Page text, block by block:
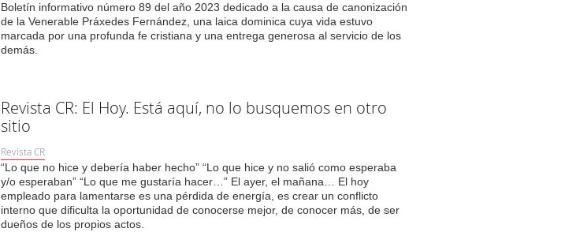
Boletín informativo número 89 del año 2023 dedicado a la causa de canonización
de la Venerable Práxedes Fernández, una laica dominica cuya vida estuvo
marcada por una profunda fe cristiana y una entrega generosa al servicio de los
demás.
Revista CR: El Hoy. Está aquí, no lo busquemos en otro
sitio
Revista CR
“Lo que no hice y debería haber hecho” “Lo que hice y no salió como esperaba
y/o esperaban” “Lo que me gustaría hacer…” El ayer, el mañana… El hoy
empleado para lamentarse es una pérdida de energía, es crear un conflicto
interno que dificulta la oportunidad de conocerse mejor, de conocer más, de ser
dueños de los propios actos.